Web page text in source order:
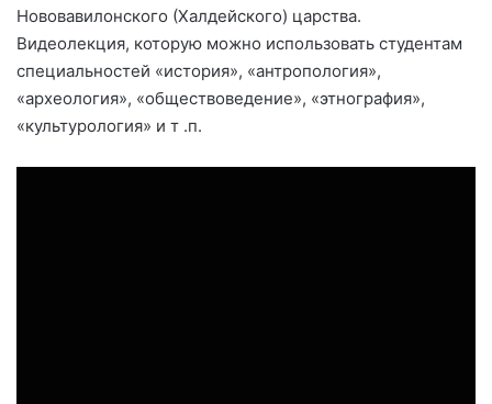
Нововавилонского (Халдейского) царства.
Видеолекция, которую можно использовать студентам
специальностей «история», «антропология»,
«археология», «обществоведение», «этнография»,
«культурология» и т .п.